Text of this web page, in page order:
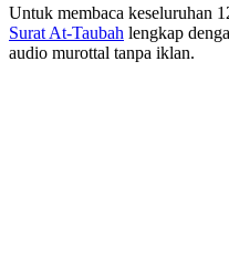
Untuk membaca keseluruhan
Surat At-Taubah lengkap
audio murottal tanpa iklan.